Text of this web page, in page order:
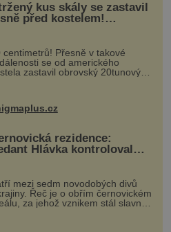
kus skály se zastavil
před kostelem!
ho boží síla?
centimetrů! Přesně v takové
se od amerického
zastavil obrovský 20tunový
rezidence:
Hlávka kontroloval
mezi sedm novodobých divů
Řeč je o obřím černovickém
za jehož vznikem stál slavný
architekt Josef Hlávka. Ten si
něm dal mimořádně záležet. Jeho